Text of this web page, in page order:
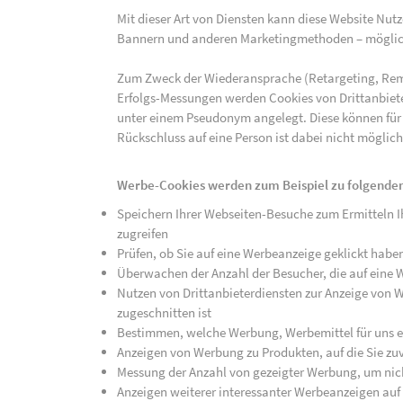
Mit dieser Art von Diensten kann diese Website
Bannern und anderen Marketingmethoden –
Zum Zweck der Wiederansprache (Retargeting,
Erfolgs-Messungen werden Cookies von
unter einem Pseudonym angelegt. Diese können
Rückschluss auf eine Person ist dabei nicht
Werbe-Cookies werden zum Beispiel zu
Speichern Ihrer Webseiten-Besuche zum
zugreifen
Prüfen, ob Sie auf eine Werbeanzeige geklickt
Überwachen der Anzahl der Besucher, die auf
Nutzen von Drittanbieterdiensten zur Anzeige von
zugeschnitten ist
Bestimmen, welche Werbung, Werbemittel für uns
Anzeigen von Werbung zu Produkten, auf die Sie
Messung der Anzahl von gezeigter Werbung, um
Anzeigen weiterer interessanter Werbeanzeigen